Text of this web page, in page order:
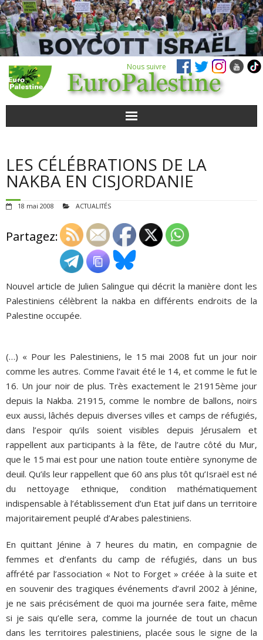
Nous suivre
POUR AGIR
QUI SOMMES-NOUS ?
ADHÉSIONS, DONS, CONTACT
LES CÉLÉBRATIONS DE LA
NAKBA EN CISJORDANIE
18 mai 2008 ACTUALITÉS
Partagez:
Nouvel article de Julien Salingue qui décrit la manière dont les
Palestiniens célèbrent la nakba en différents endroits de la
Palestine occupée.
(…) « Pour les Palestiniens, le 15 mai 2008 fut un jour noir
comme les autres. Comme l’avait été le 14, et comme le fut le
16. Un jour noir de plus. Très exactement le 21915ème jour
depuis la Nakba. 21915, comme le nombre de ballons, noirs
eux aussi, lâchés depuis diverses villes et camps de réfugiés,
dans l’espoir qu’ils soient visibles depuis Jérusalem et
rappellent aux participants à la fête, de l’autre côté du Mur,
que le 15 mai est pour une nation toute entière synonyme de
deuil. Qu’ils leur rappellent que 60 ans plus tôt qu’Israël est né
du nettoyage ethnique, condition mathématiquement
indispensable à l’établissement d’un Etat juif dans un territoire
majoritairement peuplé d’Arabes palestiniens.
En quittant Jénine à 7 heures du matin, en compagnie de
femmes et d’enfants du camp de réfugiés, dans un bus
affrété par l’association « Not to Forget » créée à la suite et
en souvenir des tragiques événements d’avril 2002 à Jénine,
je ne sais précisément de quoi ma journée sera faite, même
si je sais qu’elle sera, comme la journée de tout un chacun
dans les territoires palestiniens, placée sous le signe de la